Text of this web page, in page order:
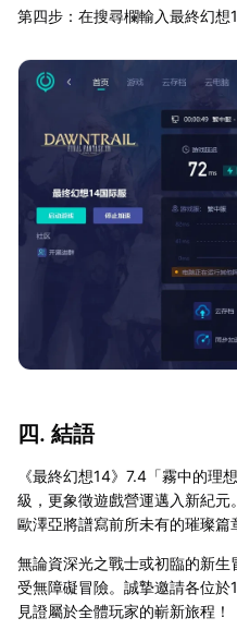
第四步：在搜尋欄輸入最終幻
四. 結語
《最終幻想14》7.4「霧中的理
級，更象徵遊戲營運邁入新紀
歐澤亞將譜寫前所未有的璀璨篇
無論資深光之戰士或初臨的新
受無障礙冒險。誠摯邀請各位於
見證屬於全體玩家的嶄新旅程！